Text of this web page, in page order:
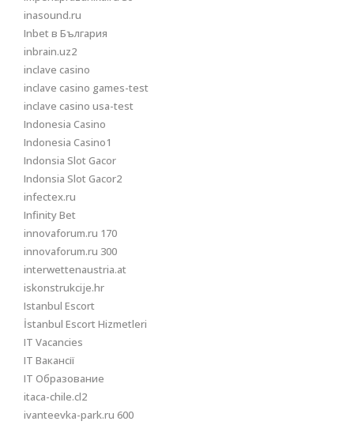
inasound.ru
Inbet в България
inbrain.uz2
inclave casino
inclave casino games-test
inclave casino usa-test
Indonesia Casino
Indonesia Casino1
Indonsia Slot Gacor
Indonsia Slot Gacor2
infectex.ru
Infinity Bet
innovaforum.ru 170
innovaforum.ru 300
interwettenaustria.at
iskonstrukcije.hr
Istanbul Escort
İstanbul Escort Hizmetleri
IT Vacancies
IT Вакансії
IT Образование
itaca-chile.cl2
ivanteevka-park.ru 600